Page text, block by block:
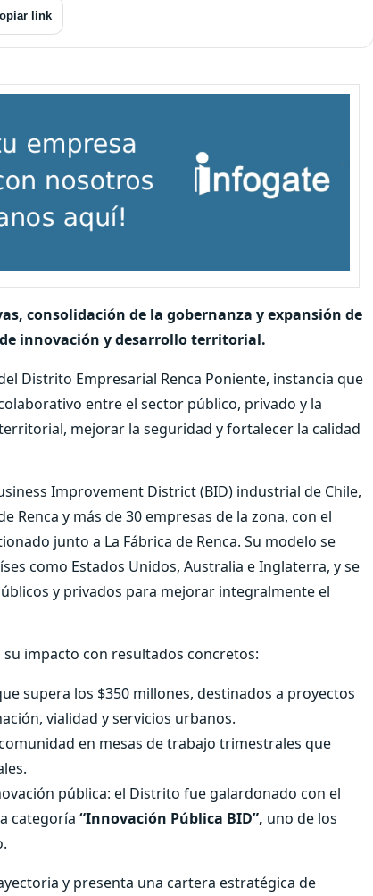
link
consolidación de la gobernanza y expansión de
innovación y desarrollo territorial.
Distrito Empresarial Renca Poniente, instancia que
entre el sector público, privado y la
mejorar la seguridad y fortalecer la calidad
Improvement District (BID) industrial de Chile,
y más de 30 empresas de la zona, con el
junto a La Fábrica de Renca. Su modelo se
como Estados Unidos, Australia e Inglaterra, y se
y privados para mejorar integralmente el
impacto con resultados concretos:
supera los $350 millones, destinados a proyectos
vialidad y servicios urbanos.
en mesas de trabajo trimestrales que
pública: el Distrito fue galardonado con el
categoría “Innovación Pública BID”, uno de los
y presenta una cartera estratégica de